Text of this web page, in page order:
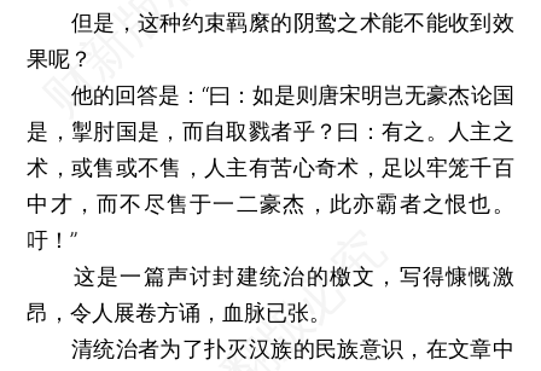
但是，这种约束羁縻的阴鸷之术能不能收到效
果呢？
他的回答是：“曰：如是则唐宋明岂无豪杰论国
是，掣肘国是，而自取戮者乎？曰：有之。人主之
术，或售或不售，人主有苦心奇术，足以牢笼千百
中才，而不尽售于一二豪杰，此亦霸者之恨也。
吁！”
这是一篇声讨封建统治的檄文，写得慷慨激
昂，令人展卷方诵，血脉已张。
清统治者为了扑灭汉族的民族意识，在文章中